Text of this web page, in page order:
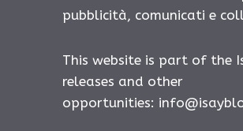
pubblicità, comunicati e
This website is part of the
releases and other
opportunities: